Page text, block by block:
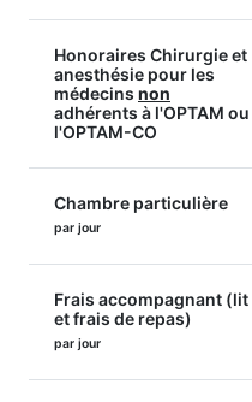
Honoraires Chirurgie et
anesthésie pour les
médecins non
adhérents à l'OPTAM ou
l'OPTAM-CO
Chambre particulière
par jour
Frais accompagnant (lit
et frais de repas)
par jour